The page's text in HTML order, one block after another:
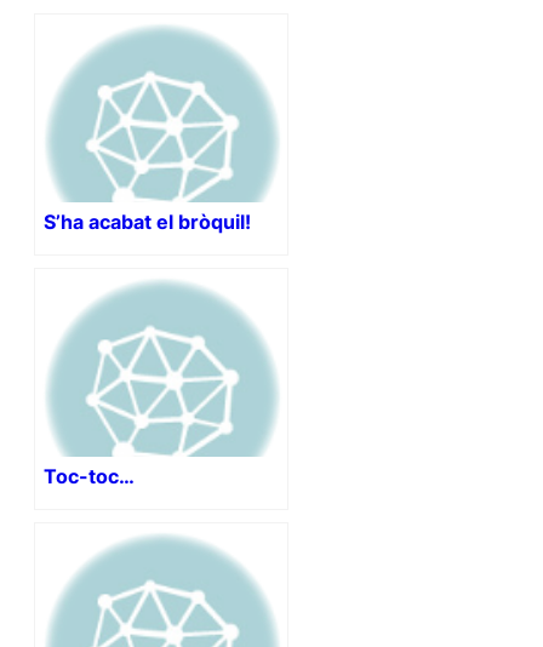
S’ha acabat el bròquil!
Toc-toc…